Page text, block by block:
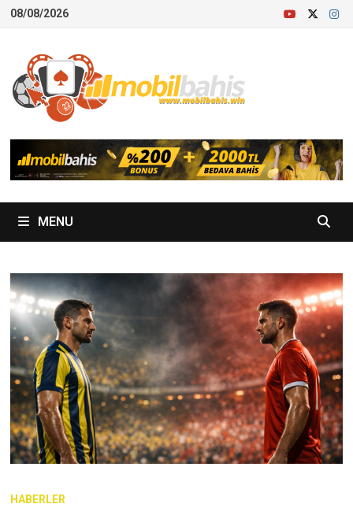
Skip
content
08/08/2026
MENU
HABERLER